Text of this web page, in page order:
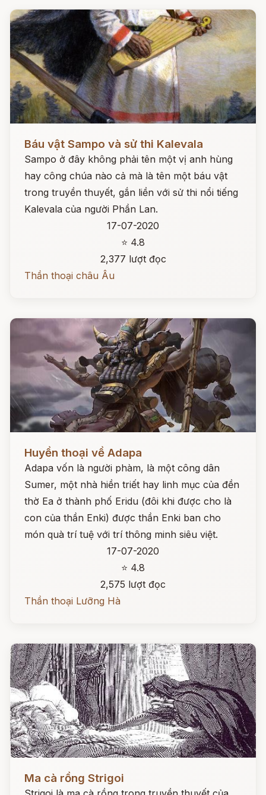
Báu vật Sampo và sử thi Kalevala
Sampo ở đây không phải tên một vị anh hùng
hay công chúa nào cả mà là tên một báu vật
trong truyền thuyết, gắn liền với sử thi nổi tiếng
Kalevala của người Phần Lan.
17-07-2020
⭐ 4.8
2,377 lượt đọc
Thần thoại châu Âu
Đọc ngay
Huyền thoại về Adapa
Adapa vốn là người phàm, là một công dân
Sumer, một nhà hiền triết hay linh mục của đền
thờ Ea ở thành phố Eridu (đôi khi được cho là
con của thần Enki) được thần Enki ban cho
món quà trí tuệ với trí thông minh siêu việt.
17-07-2020
⭐ 4.8
2,575 lượt đọc
Thần thoại Lưỡng Hà
Ma cà rồng Strigoi